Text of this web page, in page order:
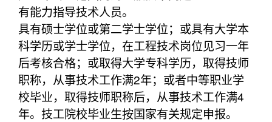
有能力指导技术人员。
具有硕士学位或第二学士学位；或具有大学本
科学历或学士学位，在工程技术岗位见习一年
后考核合格；或取得大学专科学历，取得技师
职称，从事技术工作满2年；或者中等职业学
校毕业，取得技师职称后，从事技术工作满4
年。技工院校毕业生按国家有关规定申报。